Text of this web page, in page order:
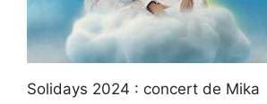
Solidays 2024 : concert de Mika